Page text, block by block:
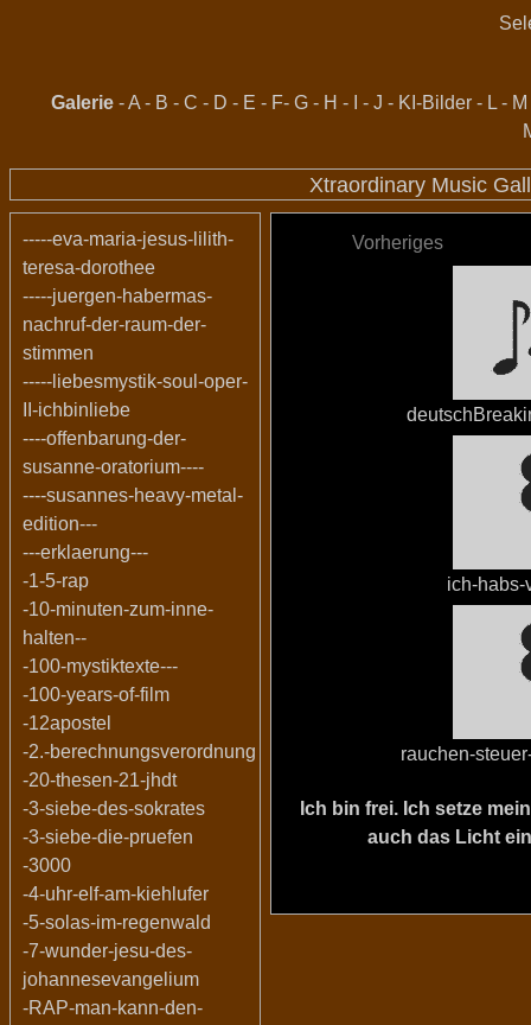
Galerie -A - B - C - D - E - F- G - H - - J - KI-Bilder - L - M
Xtraordinary Music
-----eva-maria-jesus-lilith-
teresa-dorothee
-----juergen-habermas-
nachruf-der-raum-der-
stimmen
-----liebesmystik-soul-oper-
II-ichbinliebe
----offenbarung-der-
susanne-oratorium----
----susannes-heavy-metal-
edition---
---erklaerung---
-1-5-rap
-10-minuten-zum-inne-
halten--
-100-mystiktexte---
-100-years-of-film
-12apostel
-2.-berechnungsverordnung
-20-thesen-21-jhdt
-3-siebe-des-sokrates
-3-siebe-die-pruefen
-3000
-4-uhr-elf-am-kiehlufer
-5-solas-im-regenwald
-7-wunder-jesu-des-
johannesevangelium
-RAP-man-kann-den-
Vorheriges
ich-habs-
rauchen-
Ich bin frei. Ich setze
auch das Licht